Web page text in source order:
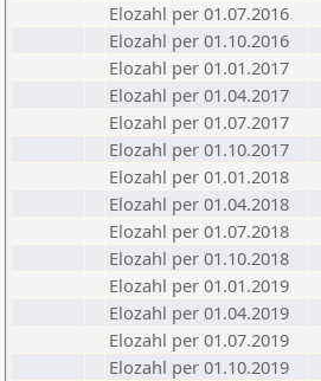
Elozahl per 01.07.2016
Elozahl per 01.10.2016
Elozahl per 01.01.2017
Elozahl per 01.04.2017
Elozahl per 01.07.2017
Elozahl per 01.10.2017
Elozahl per 01.01.2018
Elozahl per 01.04.2018
Elozahl per 01.07.2018
Elozahl per 01.10.2018
Elozahl per 01.01.2019
Elozahl per 01.04.2019
Elozahl per 01.07.2019
Elozahl per 01.10.2019